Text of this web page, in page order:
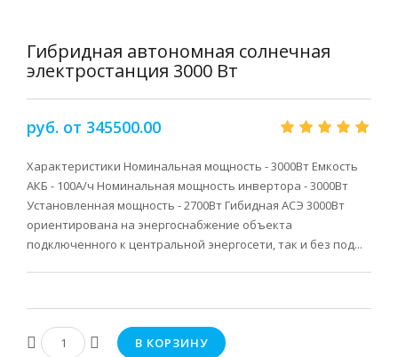
Гибридная автономная солнечная
электростанция 3000 Вт
руб. от 345500.00
Характеристики Номинальная мощность - 3000Вт Емкость
АКБ - 100А/ч Номинальная мощность инвертора - 3000Вт
Установленная мощность - 2700Вт Гибидная АСЭ 3000Вт
ориентирована на энергоснабжение объекта
подключенного к центральной энергосети, так и без под...